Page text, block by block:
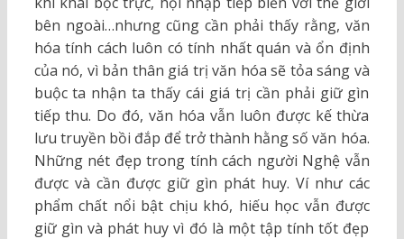
bên ngoài…nhưng cũng cần phải thấy rằng, văn
hóa tính cách luôn có tính nhất quán và ổn định
của nó, vì bản thân giá trị văn hóa sẽ tỏa sáng và
buộc ta nhận ta thấy cái giá trị cần phải giữ gìn
tiếp thu. Do đó, văn hóa vẫn luôn được kế thừa
lưu truyền bồi đắp để trở thành hằng số văn hóa.
Những nét đẹp trong tính cách người Nghệ vẫn
được và cần được giữ gìn phát huy. Ví như các
phẩm chất nổi bật chịu khó, hiếu học vẫn được
giữ gìn và phát huy vì đó là một tập tính tốt đẹp